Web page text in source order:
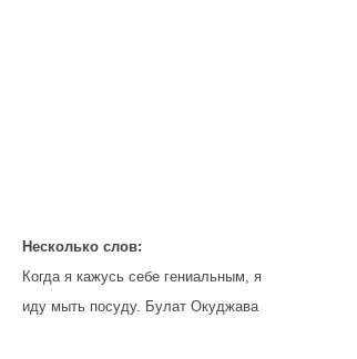
Несколько слов:
Когда я кажусь себе гениальным, я
иду мыть посуду. Булат Окуджава